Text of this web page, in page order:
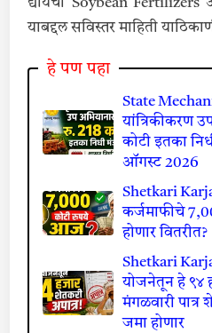
द्यायची Soybean Fertilizers
याबद्दल सविस्तर माहिती
हे पण पहा
State
यांत्रिकीकरण
कोटी इतका
ऑगस्ट 2026
Shetkari
कर्जमाफीचे
होणार वितरीत?
Shetkari
योजनेतून हे ९४
मंगळवारी पात्र
जमा होणार